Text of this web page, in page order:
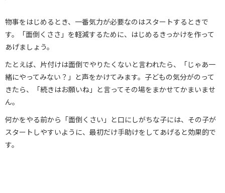
物事をはじめるとき、一番気力が必要なのはスタートするときで
す。「面倒くささ」を軽減するために、はじめるきっかけを作って
あげましょう。
たとえば、片付けは面倒でやりたくないと言われたら、「じゃあ一
緒にやってみない？」と声をかけてみます。子どもの気分がのって
きたら、「続きはお願いね」と言ってその場をまかせてかまいませ
ん。
何かをやる前から「面倒くさい」と口にしがちな子には、その子が
スタートしやすいように、最初だけ手助けをしてあげると効果的で
す。